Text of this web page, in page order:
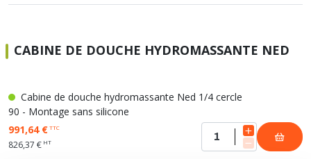
CABINE DE DOUCHE HYDROMASSANTE NED
Cabine de douche hydromassante Ned 1/4 cercle
90 - Montage sans silicone
991,64 €TTC
826,37 € HT